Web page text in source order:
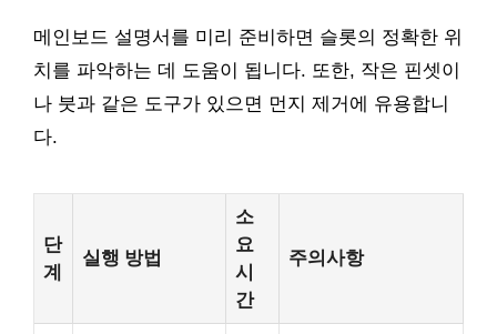
메인보드 설명서를 미리 준비하면 슬롯의 정확한 위
치를 파악하는 데 도움이 됩니다. 또한, 작은 핀셋이
나 붓과 같은 도구가 있으면 먼지 제거에 유용합니
다.
단
계
실행 방법
소
요
시
간
주의사항